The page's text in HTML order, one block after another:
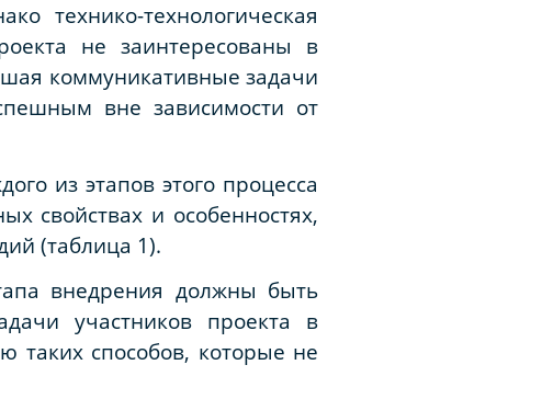
технико-технологическая
не заинтересованы в
коммуникативные задачи
вне зависимости от
из этапов этого процесса
свойствах и особенностях,
(таблица 1).
внедрения должны быть
участников проекта в
таких способов, которые не